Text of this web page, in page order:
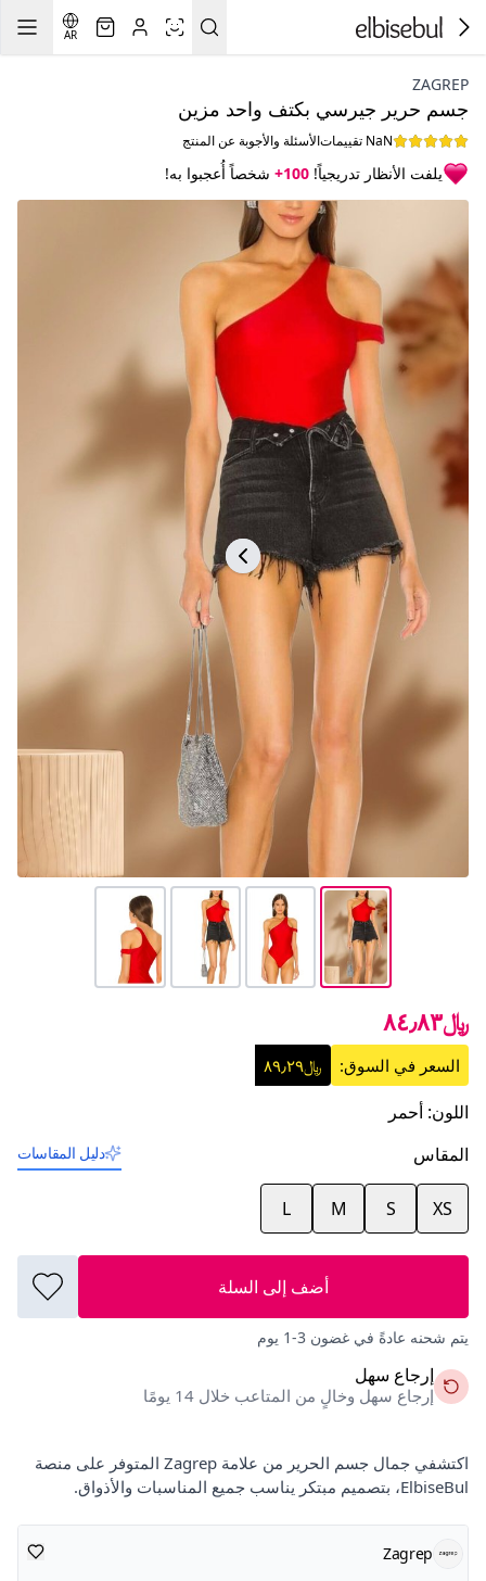
AR
ZAGREP
جسم حرير جيرسي بكتف واحد مزين
NaN تقييمات الأسئلة والأجوبة عن المنتج
يلفت الأنظار تدريجياً! 100+ شخصاً أُعجبوا به!
﷼٨٤٫٨٣
السعر في السوق: ﷼٨٩٫٢٩
اللون: أحمر
المقاس
دليل المقاسات
XS
S
M
L
أضف إلى السلة
يتم شحنه عادةً في غضون 3-1 يوم
إرجاع سهل
إرجاع سهل وخالٍ من المتاعب خلال 14 يومًا
اكتشفي جمال جسم الحرير من علامة Zagrep المتوفر على منصة
ElbiseBul، بتصميم مبتكر يناسب جميع المناسبات والأذواق.
Zagrep